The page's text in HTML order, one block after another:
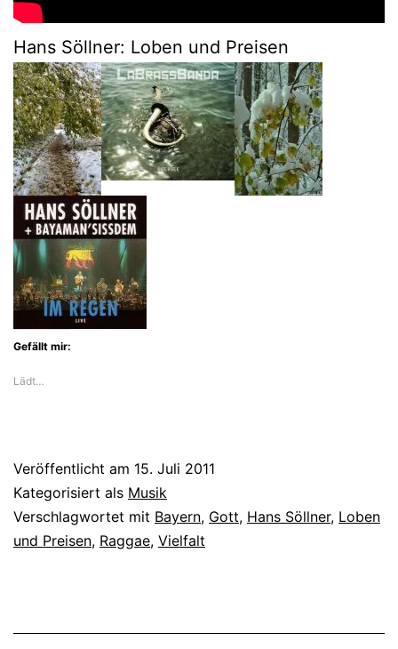
Hans Söllner: Loben und Preisen
Gefällt mir:
Lädt…
Veröffentlicht am 15. Juli 2011
Kategorisiert als Musik
Verschlagwortet mit Bayern, Gott, Hans Söllner, Loben
und Preisen, Raggae, Vielfalt